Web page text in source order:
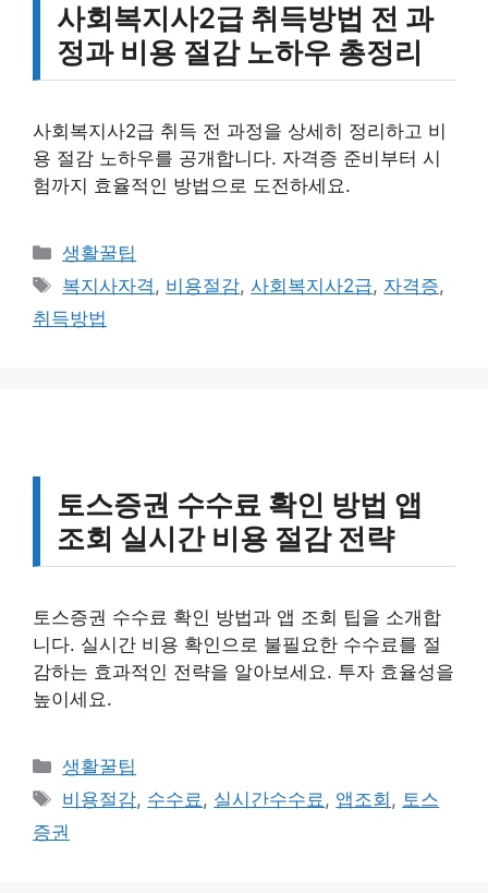
사회복지사2급 취득방법 전 과
정과 비용 절감 노하우 총정리
사회복지사2급 취득 전 과정을 상세히 정리하고 비
용 절감 노하우를 공개합니다. 자격증 준비부터 시
험까지 효율적인 방법으로 도전하세요.
카
테
리
생활꿀팁
태
그
복지사자격, 비용절감,사회복지사2급, 자격증,
취득방법
토스증권 수수료 확인 방법 앱
조회 실시간 비용 절감 전략
토스증권 수수료 확인 방법과 앱 조회 팁을 소개합
니다. 실시간 비용 확인으로 불필요한 수수료를 절
감하는 효과적인 전략을 알아보세요. 투자 효율성을
높이세요.
카
테
리
생활꿀팁
태
그
비용절감, 수수료, 실시간수수료, 앱조회 , 토스
증권